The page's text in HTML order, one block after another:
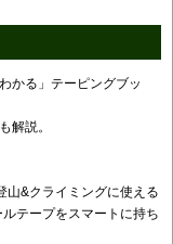
かる」テーピングブッ
解説。
山&クライミングに使える
テープをスマートに持ち